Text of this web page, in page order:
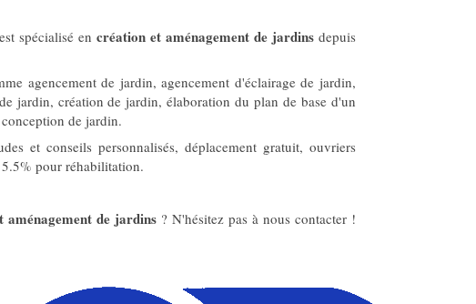
est spécialisé en création et aménagement de jardinsdepuis
agencement de jardin, agencement d'éclairage de jardin,
jardin, création de jardin, élaboration du plan de base d'un
de jardin.
et conseils personnalisés, déplacement gratuit, ouvriers
pour réhabilitation.
aménagement de jardins? N'hésitez pas à nous contacter !